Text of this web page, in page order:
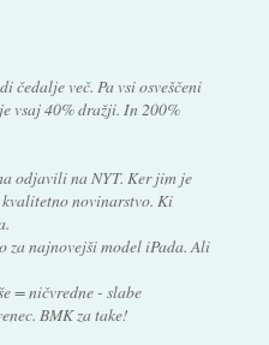
čedalje več. Pa vsi osveščeni
vsaj 40% dražji. In 200%
odjavili na NYT. Ker jim je
novinarstvo. Ki
za najnovejši model iPada. Ali
= ničvredne - slabe
BMK za take!